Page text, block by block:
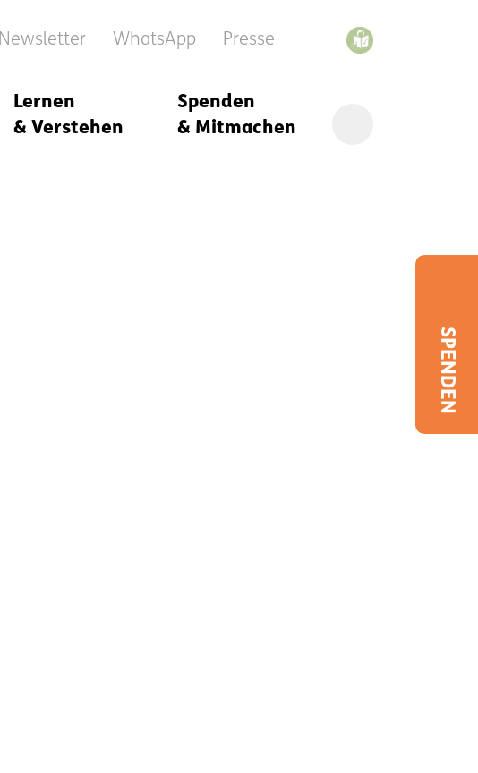
Newsletter WhatsApp Presse
Lernen
& Verstehen
Spenden
& Mitmachen
SPENDEN